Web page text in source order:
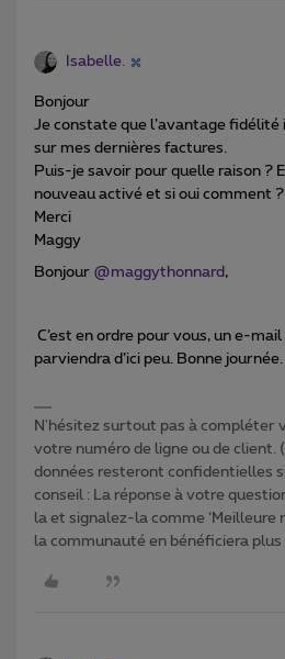
Isabelle.
Bonjour
Je constate que l’avantage
sur mes dernières factures.
Puis-je savoir pour quelle raison ?
nouveau activé et si oui comment ?
Merci
Maggy
Bonjour ​ @maggythonnard ,
C’est en ordre pour vous, un e-
parviendra d’ici peu. Bonne journée.
N'hésitez surtout pas à compléter
votre numéro de ligne ou de client.
données resteront confidentielles
conseil : La réponse à votre
la et signalez-la comme ‘Meilleure
la communauté en bénéficiera